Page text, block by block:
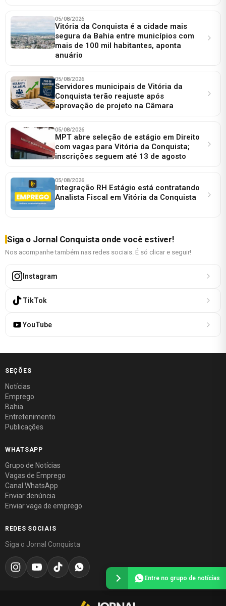
05/08/2026
Vitória da Conquista é a cidade mais
segura da Bahia entre municípios com
mais de 100 mil habitantes, aponta
anuário
05/08/2026
Servidores municipais de Vitória da
Conquista terão reajuste após
aprovação de projeto na Câmara
05/08/2026
MPT abre seleção de estágio em Direito
com vagas para Vitória da Conquista;
inscrições seguem até 13 de agosto
05/08/2026
Integração RH Estágio está contratando
Analista Fiscal em Vitória da Conquista
Siga o Jornal Conquista onde você estiver!
Nos acompanhe também nas redes sociais. É só clicar e seguir!
Instagram
TikTok
YouTube
SEÇÕES
Notícias
Emprego
Bahia
Entretenimento
Publicações
WHATSAPP
Grupo de Notícias
Vagas de Emprego
Canal WhatsApp
Enviar denúncia
Enviar vaga de emprego
REDES SOCIAIS
Siga o Jornal Conquista
Entre no grupo de notícias